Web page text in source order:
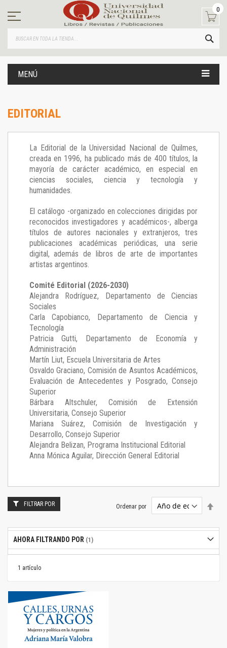
contenido
0
MENÚ
EDITORIAL
La Editorial de la Universidad Nacional de Quilmes,
creada en 1996, ha publicado más de 400 títulos, la
mayoría de carácter académico, en especial en
ciencias sociales, ciencia y tecnología y
humanidades.
El catálogo -organizado en colecciones dirigidas por
reconocidos investigadores y académicos-, alberga
títulos de autores nacionales y extranjeros, tres
publicaciones académicas periódicas, una serie
digital, además de libros de arte de importantes
artistas argentinos.
Comité Editorial (2026-2030)
Alejandra Rodríguez, Departamento de Ciencias
Sociales
Carla Capobianco, Departamento de Ciencia y
Tecnología
Patricia Gutti, Departamento de Economía y
Administración
Martín Liut, Escuela Universitaria de Artes
Osvaldo Graciano, Comisión de Asuntos Académicos,
Evaluación de Antecedentes y Posgrado, Consejo
Superior
Bárbara Altschuler, Comisión de Extensión
Universitaria, Consejo Superior
Mariana Suárez, Comisión de Investigación y
Desarrollo, Consejo Superior
Alejandra Belizan, Programa Institucional Editorial
Anna Mónica Aguilar, Dirección General Editorial
1 artículo
Ordenar por
FILTRAR POR
AHORA FILTRANDO POR